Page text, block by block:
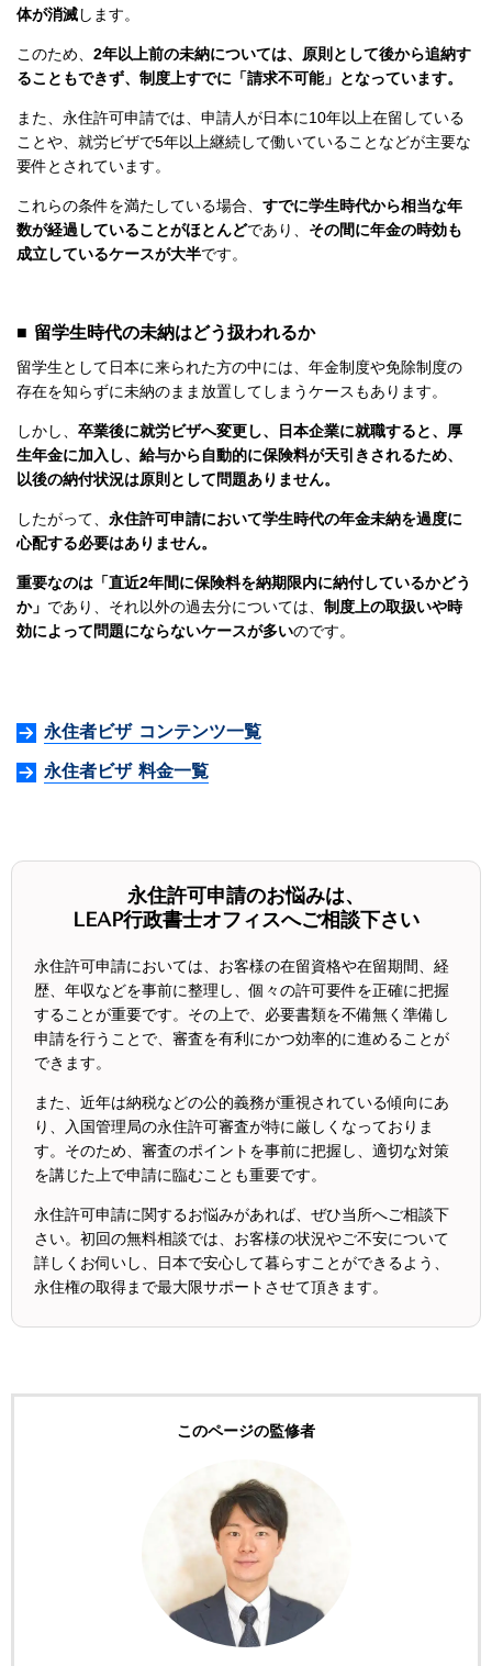
体が消滅します。
このため、 2年以上前の未納については、原則として後から追納す
ることもできず、制度上すでに「請求不可能」となっています。
また、永住許可申請では、申請人が日本に10年以上在留している
ことや、就労ビザで5年以上継続して働いていることなどが主要な
要件とされています。
これらの条件を満たしている場合、 すでに学生時代から相当な年
数が経過していることがほとんどであり、 その間に年金の時効も
成立しているケースが大半です。
■ 留学生時代の未納はどう扱われるか
留学生として日本に来られた方の中には、年金制度や免除制度の
存在を知らずに未納のまま放置してしまうケースもあります。
しかし、 卒業後に就労ビザへ変更し、日本企業に就職すると、厚
生年金に加入し、給与から自動的に保険料が天引きされるため、
以後の納付状況は原則として問題ありません。
したがって、 永住許可申請において学生時代の年金未納を過度に
心配する必要はありません。
重要なのは「直近2年間に保険料を納期限内に納付しているかどう
か」 であり、それ以外の過去分については、 制度上の取扱いや時
効によって問題にならないケースが多いのです。
永住者ビザ コンテンツ一覧
永住者ビザ 料金一覧
永住許可申請のお悩みは、
LEAP行政書士オフィスへご相談下さい
永住許可申請においては、お客様の在留資格や在留期間、経
歴、年収などを事前に整理し、個々の許可要件を正確に把握
することが重要です。その上で、必要書類を不備無く準備し
申請を行うことで、審査を有利にかつ効率的に進めることが
できます。
また、近年は納税などの公的義務が重視されている傾向にあ
り、入国管理局の永住許可審査が特に厳しくなっておりま
す。そのため、審査のポイントを事前に把握し、適切な対策
を講じた上で申請に臨むことも重要です。
永住許可申請に関するお悩みがあれば、ぜひ当所へご相談下
さい。初回の無料相談では、お客様の状況やご不安について
詳しくお伺いし、日本で安心して暮らすことができるよう、
永住権の取得まで最大限サポートさせて頂きます。
このページの監修者